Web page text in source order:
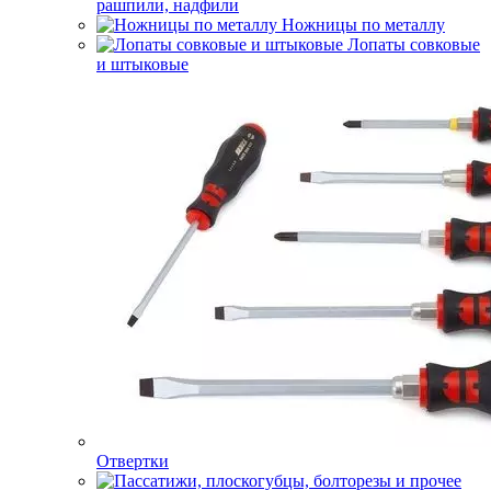
рашпили, надфили
Ножницы по металлу
Лопаты совковые
и штыковые
Отвертки